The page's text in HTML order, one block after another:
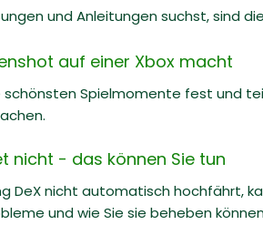
und Anleitungen suchst, sind
auf einer Xbox macht
schönsten Spielmomente fest und
nicht - das können Sie tun
DeX nicht automatisch hochfährt,
und wie Sie sie beheben